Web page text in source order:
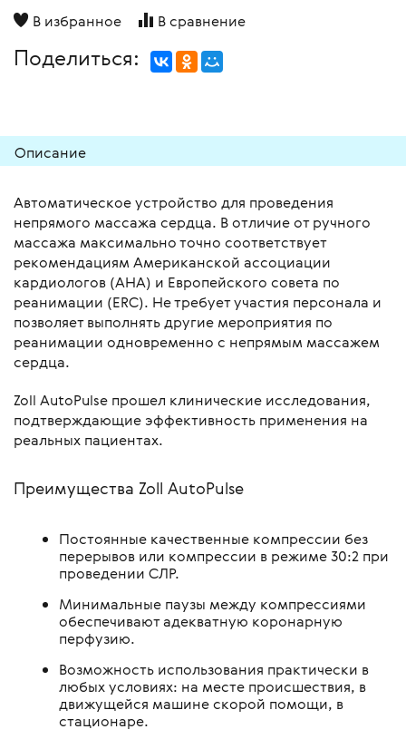
В избранное
В сравнение
Поделиться:
Описание
Автоматическое устройство для проведения
непрямого массажа сердца. В отличие от ручного
массажа максимально точно соответствует
рекомендациям Американской ассоциации
кардиологов (AHA) и Европейского совета по
реанимации (ERC). Не требует участия персонала и
позволяет выполнять другие мероприятия по
реанимации одновременно с непрямым массажем
сердца.
Zoll AutoPulse прошел клинические исследования,
подтверждающие эффективность применения на
реальных пациентах.
Преимущества Zoll AutoPulse
Постоянные качественные компрессии без
перерывов или компрессии в режиме 30:2 при
проведении СЛР.
Минимальные паузы между компрессиями
обеспечивают адекватную коронарную
перфузию.
Возможность использования практически в
любых условиях: на месте происшествия, в
движущейся машине скорой помощи, в
стационаре.